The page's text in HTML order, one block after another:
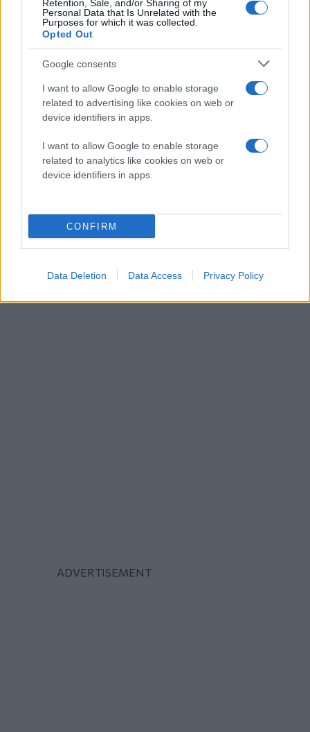
Retention, Sale, and/or Sharing of my
Personal Data that Is Unrelated with the
Purposes for which it was collected.
Opted Out
Google consents
I want to allow Google to enable storage
related to advertising like cookies on web or
device identifiers in apps.
I want to allow Google to enable storage
related to analytics like cookies on web or
device identifiers in apps.
CONFIRM
Data Deletion Data Access Privacy Policy
ΚΟΙΝΩΝΙΑ ΔΥΠΑ